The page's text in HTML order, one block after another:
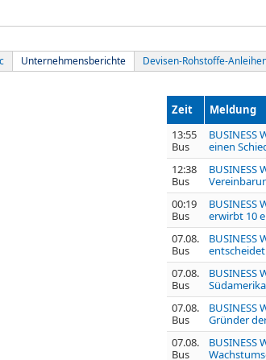
Unternehmensberichte Devisen-Rohstoffe-
Zeit
Meldung
13:55
Bus
BUSINESS
einen
12:38
Bus
BUSINESS
00:19
Bus
BUSINESS
erwirbt 10
07.08.
Bus
BUSINESS
07.08.
Bus
BUSINESS
07.08.
Bus
BUSINESS
Gründer
07.08.
Bus
BUSINESS